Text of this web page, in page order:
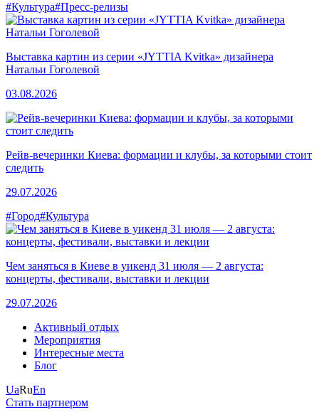
#Культура#Пресс-релизы
Выставка картин из серии «JYTTIA Kvitka» дизайнера
Натальи Гоголевой
03.08.2026
Рейв-вечеринки Киева: формации и клубы, за которыми стоит
следить
29.07.2026
#Город#Культура
Чем заняться в Киеве в уикенд 31 июля — 2 августа:
концерты, фестивали, выставки и лекции
29.07.2026
Активный отдых
Мероприятия
Интересные места
Блог
UaRuEn
Стать партнером